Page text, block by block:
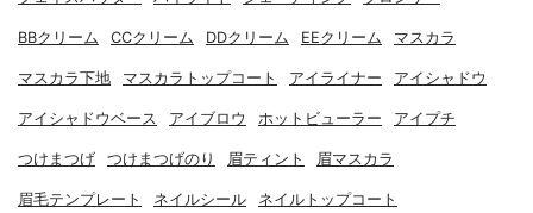
BBクリーム CCクリーム DDクリーム EEクリーム マスカラ
マスカラ下地 マスカラトップコート アイライナー アイシャドウ
アイシャドウベース アイブロウ ホットビューラー アイプチ
つけまつげ つけまつげのり 眉ティント 眉マスカラ
眉毛テンプレート ネイルシール ネイルトップコート